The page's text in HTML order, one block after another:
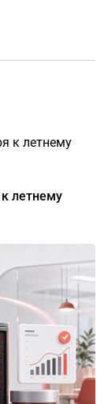
к летнему